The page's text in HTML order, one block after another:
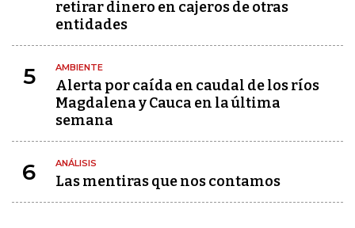
retirar dinero en cajeros de otras
entidades
5 AMBIENTE
Alerta por caída en caudal de los ríos
Magdalena y Cauca en la última
semana
6 ANÁLISIS
Las mentiras que nos contamos